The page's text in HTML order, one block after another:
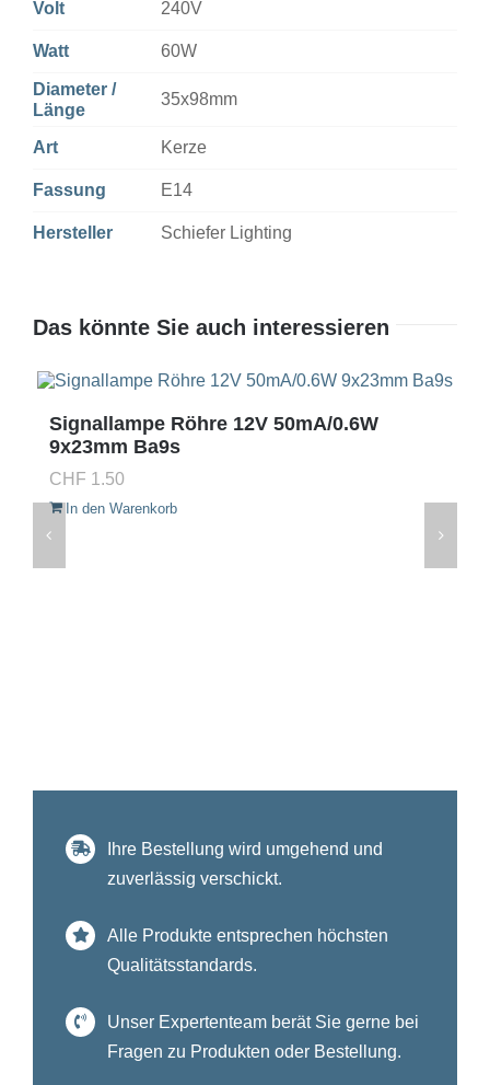
Volt 240V
Watt 60W
Diameter /
Länge
35x98mm
Art Kerze
Fassung E14
Hersteller Schiefer Lighting
Das könnte Sie auch interessieren
Signallampe Röhre 12V 50mA/0.6W
9x23mm Ba9s
CHF 1.50
In den Warenkorb
Ihre Bestellung wird umgehend und
zuverlässig verschickt.
Alle Produkte entsprechen höchsten
Qualitätsstandards.
Unser Expertenteam berät Sie gerne bei
Fragen zu Produkten oder Bestellung.